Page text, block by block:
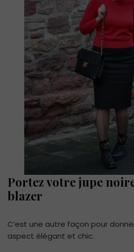
Portez votre jupe
blazer
C’est une autre façon pour
aspect élégant et chic.